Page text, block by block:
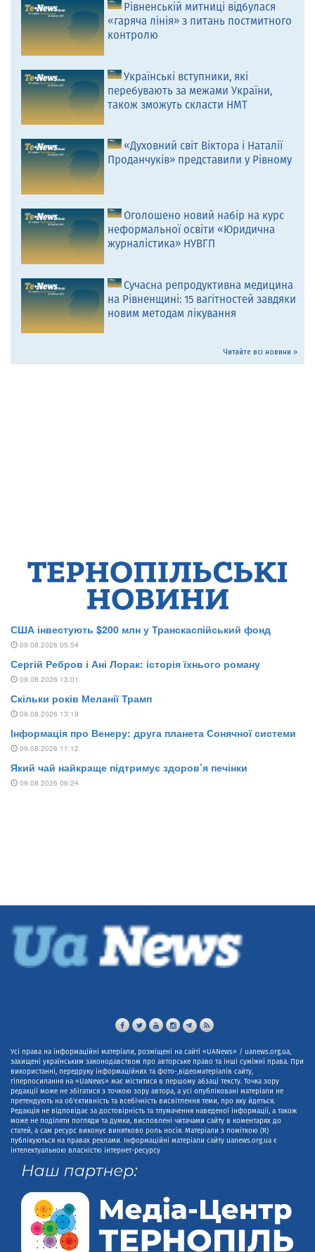
Рівненській митниці відбулася
«гаряча лінія» з питань постмитного
контролю
Українські вступники, які
перебувають за межами України,
також зможуть скласти НМТ
«Духовний світ Віктора і Наталії
Проданчуків» представили у Рівному
Оголошено новий набір на курс
неформальної освіти «Юридична
журналістика» НУВГП
Сучасна репродуктивна медицина
на Рівненщині: 15 вагітностей завдяки
новим методам лікування
Читайте всі новини »
Усі права на інформаційні матеріали, розміщені на сайті «UANews» / uanews.org.ua,
захищені українським законодавством про авторське право та інші суміжні права. При
використанні, передруку інформаційних та фото-,відеоматеріалів сайту,
гіперпосилання на «UaNews» має міститися в першому абзаці тексту. Точка зору
редакції може не збігатися з точкою зору автора, а усі опубліковані матеріали не
претендують на об'єктивність та всебічність висвітлення теми, про яку йдеться.
Редакція не відповідає за достовірність та тлумачення наведеної інформації, а також
може не поділяти погляди та думки, висловлені читачами сайту в коментарях до
статей, а сам ресурс виконує винятково роль носія. Матеріали з поміткою (R)
публікуються на правах реклами. Інформаційні матеріали сайту uanews.org.ua є
інтелектуальною власністю інтернет-ресурсу